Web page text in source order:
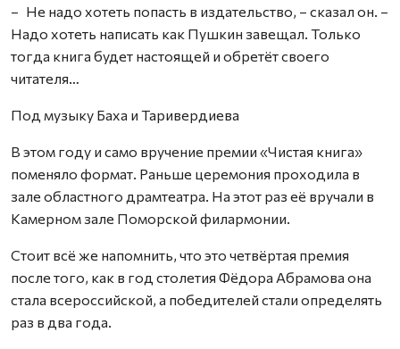
– Не надо хотеть попасть в издательство, – сказал он. –
Надо хотеть написать как Пушкин завещал. Только
тогда книга будет настоящей и обретёт своего
читателя…
Под музыку Баха и Таривердиева
В этом году и само вручение премии «Чистая книга»
поменяло формат. Раньше церемония проходила в
зале областного драмтеатра. На этот раз её вручали в
Камерном зале Поморской филармонии.
Стоит всё же напомнить, что это четвёртая премия
после того, как в год столетия Фёдора Абрамова она
стала всероссийской, а победителей стали определять
раз в два года.